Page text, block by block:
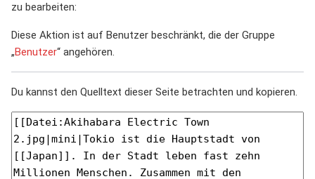
zu bearbeiten:
Diese Aktion ist auf Benutzer beschränkt, die der Gruppe
„Benutzer“ angehören.
Du kannst den Quelltext dieser Seite betrachten und kopieren.